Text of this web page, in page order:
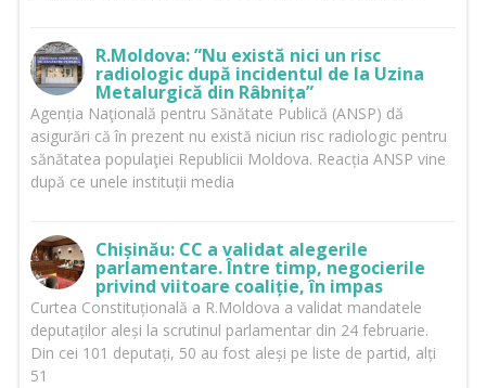
R.Moldova: ”Nu există nici un risc
radiologic după incidentul de la Uzina
Metalurgică din Râbnița”
Agenția Naţională pentru Sănătate Publică (ANSP) dă
asigurări că în prezent nu există niciun risc radiologic pentru
sănătatea populaţiei Republicii Moldova. Reacția ANSP vine
după ce unele instituții media
Chișinău: CC a validat alegerile
parlamentare. Între timp, negocierile
privind viitoare coaliție, în impas
Curtea Constituțională a R.Moldova a validat mandatele
deputaților aleși la scrutinul parlamentar din 24 februarie.
Din cei 101 deputați, 50 au fost aleși pe liste de partid, alți
51